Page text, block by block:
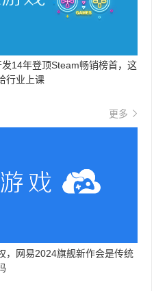
14年登顶Steam畅销榜首，这
行业上课
更多
，网易2024旗舰新作会是传统